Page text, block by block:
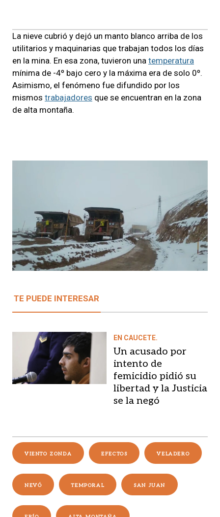
La nieve cubrió y dejó un manto blanco arriba de los
utilitarios y maquinarias que trabajan todos los días
en la mina. En esa zona, tuvieron una temperatura
mínima de -4º bajo cero y la máxima era de solo 0º.
Asimismo, el fenómeno fue difundido por los
mismos trabajadores que se encuentran en la zona
de alta montaña.
TE PUEDE INTERESAR
EN CAUCETE.
Un acusado por
intento de
femicidio pidió su
libertad y la Justicia
se la negó
VIENTO ZONDA EFECTOS VELADERO
NEVÓ TEMPORAL SAN JUAN